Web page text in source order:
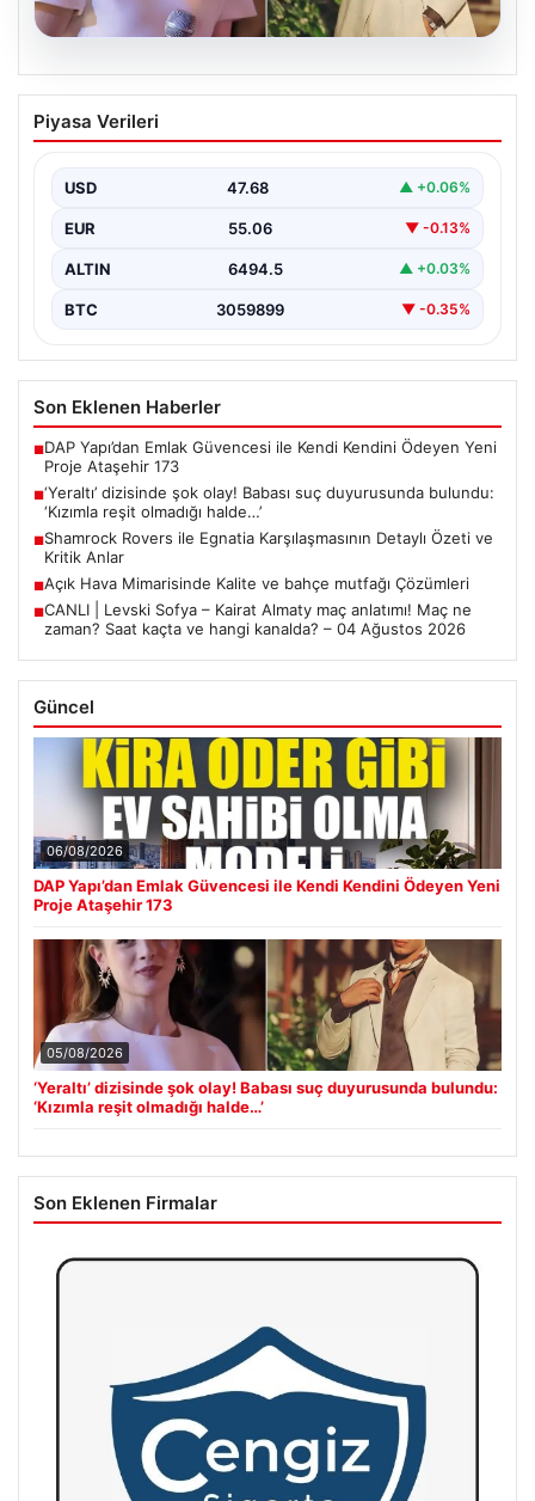
‘Yeraltı’ dizisinde şok olay! Babası suç
duyurusunda bulundu: ‘Kızımla reşit
Piyasa Verileri
USD 47.68 ▲ +0.06%
EUR 55.06 ▼ -0.13%
ALTIN 6494.5 ▲ +0.03%
BTC 3059899 ▼ -0.35%
Son Eklenen Haberler
■DAP Yapı’dan Emlak Güvencesi ile Kendi Kendini Ödeyen Yeni
Proje Ataşehir 173
■‘Yeraltı’ dizisinde şok olay! Babası suç duyurusunda bulundu:
‘Kızımla reşit olmadığı halde…’
■Shamrock Rovers ile Egnatia Karşılaşmasının Detaylı Özeti ve
Kritik Anlar
■Açık Hava Mimarisinde Kalite ve bahçe mutfağı Çözümleri
■CANLI | Levski Sofya – Kairat Almaty maç anlatımı! Maç ne
zaman? Saat kaçta ve hangi kanalda? – 04 Ağustos 2026
Güncel
06/08/2026
DAP Yapı’dan Emlak Güvencesi ile Kendi Kendini Ödeyen Yeni
Proje Ataşehir 173
05/08/2026
‘Yeraltı’ dizisinde şok olay! Babası suç duyurusunda bulundu:
‘Kızımla reşit olmadığı halde…’
Son Eklenen Firmalar